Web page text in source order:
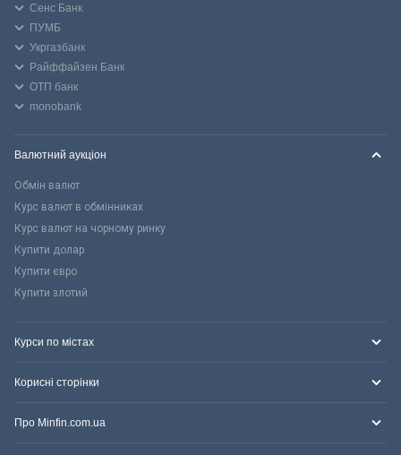
Сенс Банк
ПУМБ
Укргазбанк
Райффайзен Банк
ОТП банк
monobank
Валютний аукціон
Обмін валют
Курс валют в обмінниках
Курс валют на чорному ринку
Купити долар
Купити євро
Купити злотий
Курси по містах
Корисні сторінки
Про Minfin.com.ua